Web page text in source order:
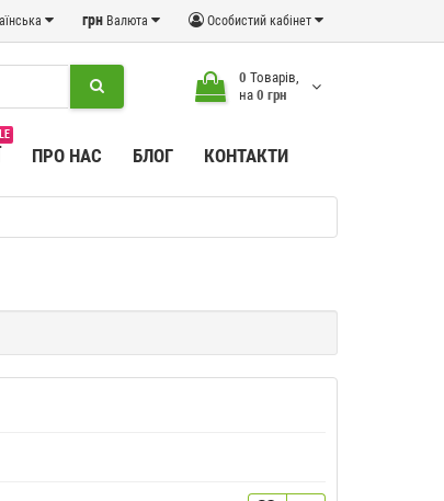
Особистий кабінет
грн Валюта
0 Товарів,
на 0 грн
ПРО НАС БЛОГ КОНТАКТИ